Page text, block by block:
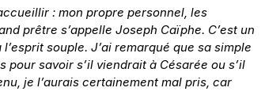
: mon propre personnel, les
prêtre s’appelle Joseph Caïphe. C’est un
souple. J’ai remarqué que sa simple
savoir s’il viendrait à Césarée ou s’il
je l’aurais certainement mal pris, car